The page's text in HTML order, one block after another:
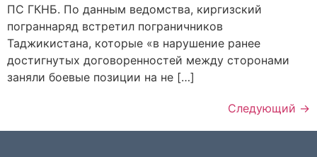
ПС ГКНБ. По данным ведомства, киргизский
пограннаряд встретил пограничников
Таджикистана, которые «в нарушение ранее
достигнутых договоренностей между сторонами
заняли боевые позиции на не […]
Следующий →